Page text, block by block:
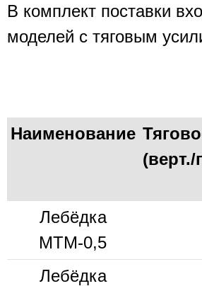
В комплект поставки
моделей с тяговым
Наименование
(верт./
Лебёдка
МТМ-0,5
Лебёдка